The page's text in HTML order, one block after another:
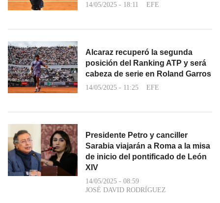
14/05/2025 - 18:11 EFE
Alcaraz recuperó la segunda
posición del Ranking ATP y será
cabeza de serie en Roland Garros
14/05/2025 - 11:25 EFE
Presidente Petro y canciller
Sarabia viajarán a Roma a la misa
de inicio del pontificado de León
XIV
14/05/2025 - 08:59
JOSÉ DAVID RODRÍGUEZ